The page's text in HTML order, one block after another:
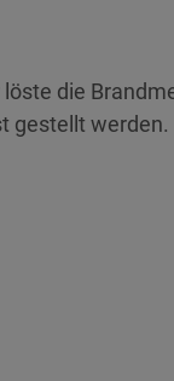
die
gestellt